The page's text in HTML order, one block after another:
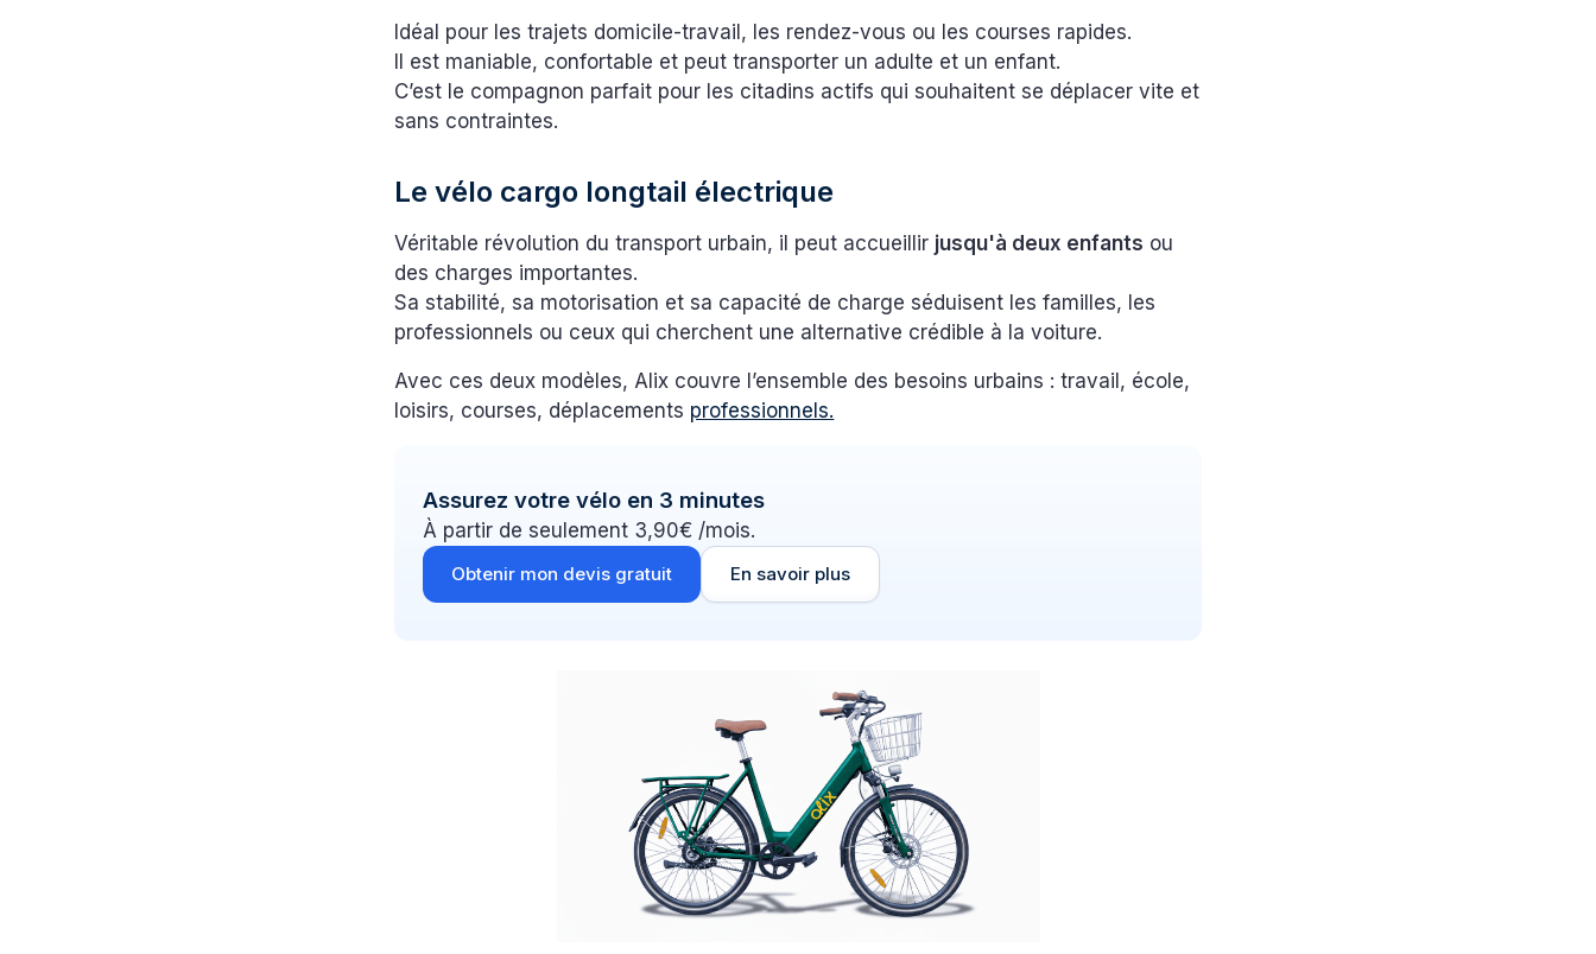
Idéal pour les trajets domicile-travail, les rendez-vous ou les courses rapides.
Il est maniable, confortable et peut transporter un adulte et un enfant.
C’est le compagnon parfait pour les citadins actifs qui souhaitent se déplacer vite et
sans contraintes.
Le vélo cargo longtail électrique
Véritable révolution du transport urbain, il peut accueillir jusqu'à deux enfants ou
des charges importantes.
Sa stabilité, sa motorisation et sa capacité de charge séduisent les familles, les
professionnels ou ceux qui cherchent une alternative crédible à la voiture.
Avec ces deux modèles, Alix couvre l’ensemble des besoins urbains : travail, école,
loisirs, courses, déplacements professionnels.
Assurez votre vélo en 3 minutes
À partir de seulement 3,90€ /mois.
Obtenir mon devis gratuit En savoir plus